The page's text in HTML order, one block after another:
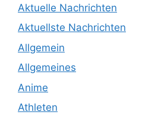
Aktuelle Nachrichten
Aktuellste Nachrichten
Allgemein
Allgemeines
Anime
Athleten